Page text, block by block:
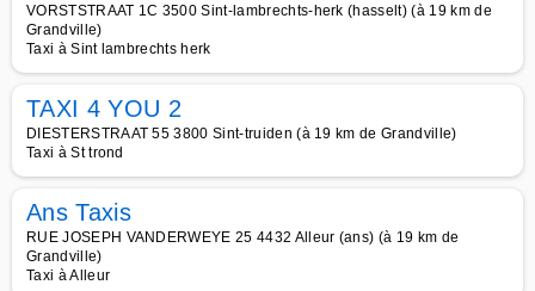
VORSTSTRAAT 1C 3500 Sint-lambrechts-herk (hasselt) (à 19 km de
Grandville)
Taxi à Sint lambrechts herk
TAXI 4 YOU 2
DIESTERSTRAAT 55 3800 Sint-truiden (à 19 km de Grandville)
Taxi à St trond
Ans Taxis
RUE JOSEPH VANDERWEYE 25 4432 Alleur (ans) (à 19 km de
Grandville)
Taxi à Alleur